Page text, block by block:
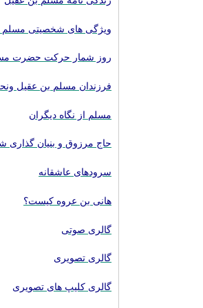
ویژگی های شخصیتی مسلم
روز شمار حرکت حضرت
فرزندان مسلم بن عقیل
مسلم از نگاه دیگران
حاج مرزوق و بنیان
سرودهای عاشقانه
هانی بن عروه کیست؟
گالری صوتی
گالری تصویری
گالری کلیپ های تصویری